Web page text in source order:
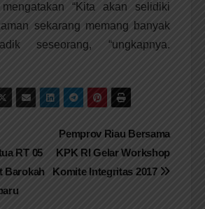
“Kita akan selidiki
sekarang memang banyak
seseorang, “ungkapnya.
Pemprov Riau Bersama
KPK RI Gelar Workshop
Komite Integritas 2017
RT 05
Barokah